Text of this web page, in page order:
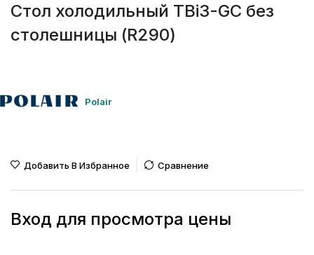
Стол холодильный TBi3-GC без
столешницы (R290)
Polair
Добавить В Избранное Сравнение
Вход для просмотра цены